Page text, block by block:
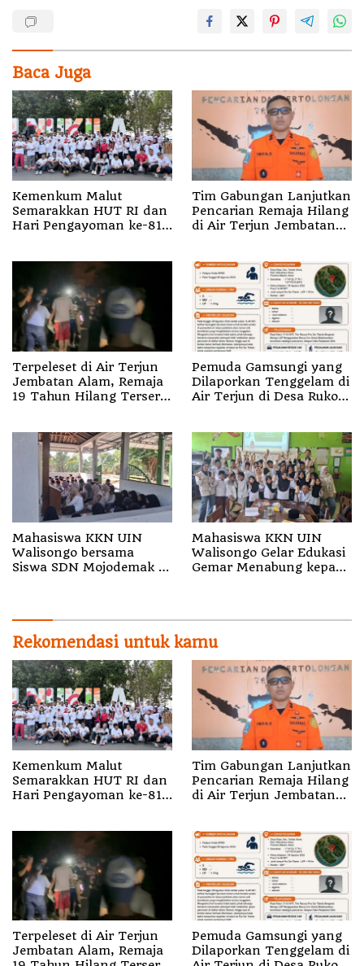
Baca Juga
Kemenkum Malut
Semarakkan HUT RI dan
Hari Pengayoman ke-81
Tim Gabungan Lanjutkan
Pencarian Remaja Hilang
di Air Terjun Jembatan
Terpeleset di Air Terjun
Jembatan Alam, Remaja
19 Tahun Hilang Terseret
Pemuda Gamsungi yang
Dilaporkan Tenggelam di
Air Terjun di Desa Ruko
Mahasiswa KKN UIN
Walisongo bersama
Siswa SDN Mojodemak 3
Mahasiswa KKN UIN
Walisongo Gelar Edukasi
Gemar Menabung kepada
Rekomendasi untuk kamu
Kemenkum Malut
Semarakkan HUT RI dan
Hari Pengayoman ke-81
Tim Gabungan Lanjutkan
Pencarian Remaja Hilang
di Air Terjun Jembatan
Terpeleset di Air Terjun
Jembatan Alam, Remaja
Pemuda Gamsungi yang
Dilaporkan Tenggelam di